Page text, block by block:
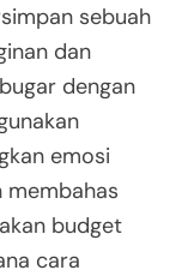
sebuah
dan
dengan
emosi
membahas
budget
cara